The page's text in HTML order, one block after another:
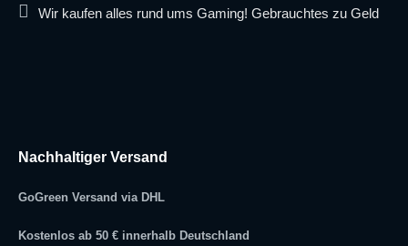
Wir kaufen alles rund ums Gaming! Gebrauchtes zu Geld
Nachhaltiger Versand
GoGreen Versand via DHL
Kostenlos ab 50 € innerhalb Deutschland